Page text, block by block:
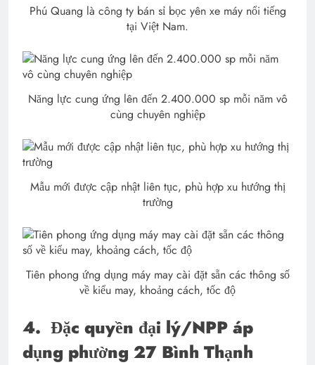
Phú Quang là công ty bán sỉ bọc yên xe máy nổi tiếng
tại Việt Nam.
Năng lực cung ứng lên đến 2.400.000 sp mỗi năm vô
cùng chuyên nghiệp
Mẫu mới được cập nhật liên tục, phù hợp xu hướng thị
trường
Tiên phong ứng dụng máy may cài đặt sẵn các thông số
về kiểu may, khoảng cách, tốc độ
4. Đặc quyền đại lý/NPP áp
dụng phường 27 Bình Thạnh